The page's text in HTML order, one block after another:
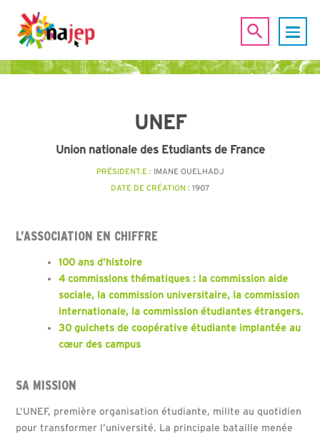
UNEF
Union nationale des Etudiants de France
PRÉSIDENT.E :IMANE OUELHADJ
DATE DE CRÉATION :1907
L’ASSOCIATION EN CHIFFRE
100 ans d’histoire
4 commissions thématiques : la commission aide
sociale, la commission universitaire, la commission
internationale, la commission étudiantes étrangers.
30 guichets de coopérative étudiante implantée au
cœur des campus
SA MISSION
L’UNEF, première organisation étudiante, milite au quotidien
pour transformer l’université. La principale bataille menée